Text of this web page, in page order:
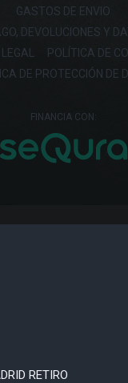
GASTOS DE ENVIO
DEVOLUCIONES Y
POLÍTICA DE
DE PROTECCIÓN DE
FINANCIA CON:
RETIRO